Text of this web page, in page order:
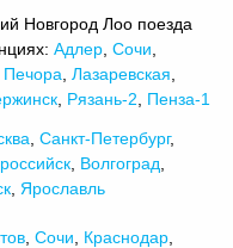
Новгород Лоо поезда
Адлер ,Сочи
Печора ,Лазаревская
Рязань-2 Пенза-1
,Санкт-Петербург,
Волгоград
Ярославль
,Сочи Краснодар